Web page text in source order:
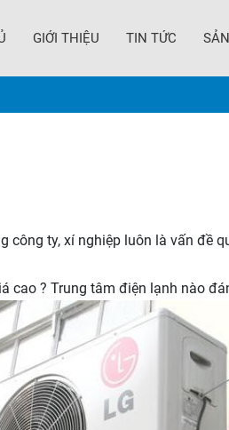
GIỚI THIỆU TIN TỨC
công ty, xí nghiệp luôn là vấn đề
cao ? Trung tâm điện lạnh nào